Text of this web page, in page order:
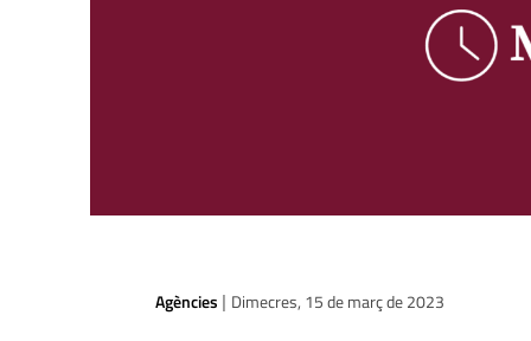
Agències | Dimecres, 15 de març de 2023